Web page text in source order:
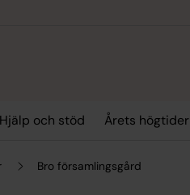
Hjälp och stöd Årets högtider
Bro församlingsgård